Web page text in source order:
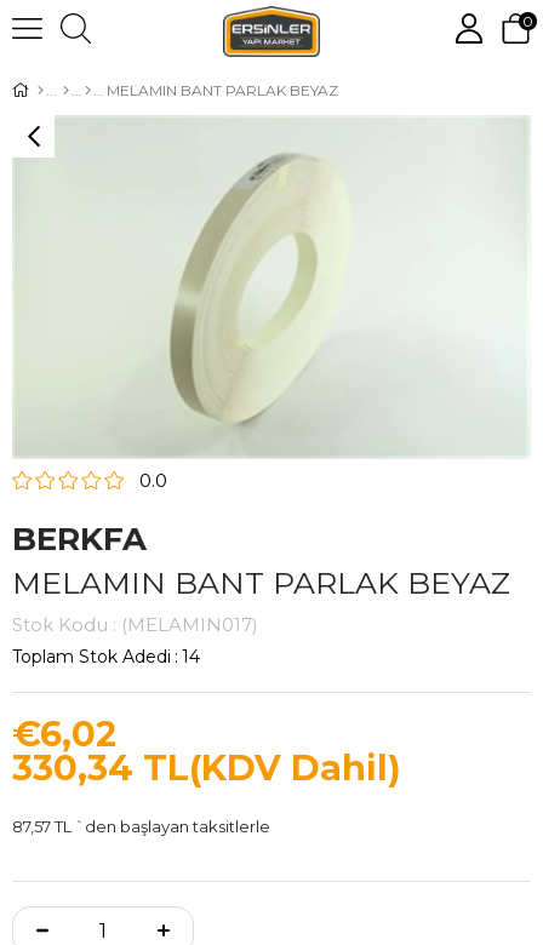
0
MELAMIN BANT PARLAK BEYAZ
0.0
BERKFA
MELAMIN BANT PARLAK BEYAZ
Stok Kodu (MELAMIN017)
Toplam Stok Adedi : 14
€6,02
330,34 TL(KDV Dahil)
87,57 TL `den başlayan taksitlerle